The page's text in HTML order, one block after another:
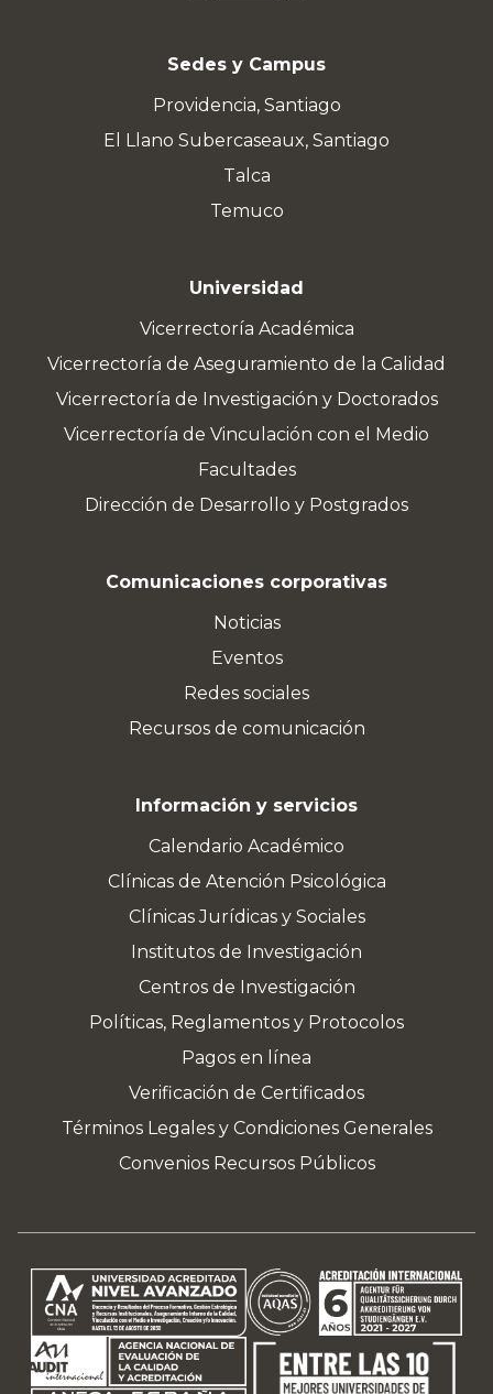
Sedes y Campus
Providencia, Santiago
El Llano Subercaseaux, Santiago
Talca
Temuco
Universidad
Vicerrectoría Académica
Vicerrectoría de Aseguramiento de la Calidad
Vicerrectoría de Investigación y Doctorados
Vicerrectoría de Vinculación con el Medio
Facultades
Dirección de Desarrollo y Postgrados
Comunicaciones corporativas
Noticias
Eventos
Redes sociales
Recursos de comunicación
Información y servicios
Calendario Académico
Clínicas de Atención Psicológica
Clínicas Jurídicas y Sociales
Institutos de Investigación
Centros de Investigación
Políticas, Reglamentos y Protocolos
Pagos en línea
Verificación de Certificados
Términos Legales y Condiciones Generales
Convenios Recursos Públicos